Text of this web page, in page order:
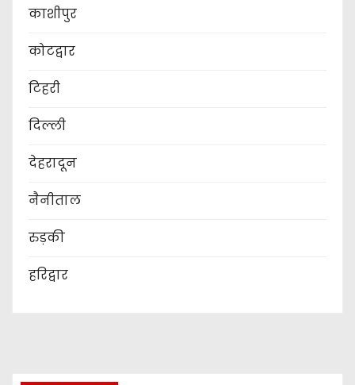
काशीपुर
कोटद्वार
टिहरी
दिल्ली
देहरादून
नैनीताल
रुड़की
हरिद्वार